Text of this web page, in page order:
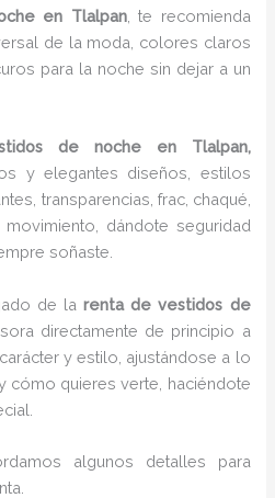
en Tlalpan, te recomienda
de la moda, colores claros
para la noche sin dejar a un
de noche
en Tlalpan,
y elegantes diseños, estilos
transparencias, frac, chaqué,
dándote seguridad
soñaste.
de larenta de vestidos de
directamente de principio a
y estilo, ajustándose a lo
cómo quieres verte, haciéndote
algunos detalles para